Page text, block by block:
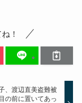
！
、渡辺直美盗難被
の前に置いてあっ